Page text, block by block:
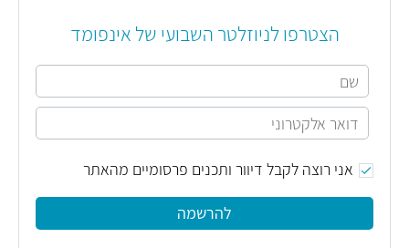
הצטרפו לניוזלטר השבועי של אינפומד
אני רוצה לקבל דיוור ותכנים פרסומיים מהאתר
להרשמה